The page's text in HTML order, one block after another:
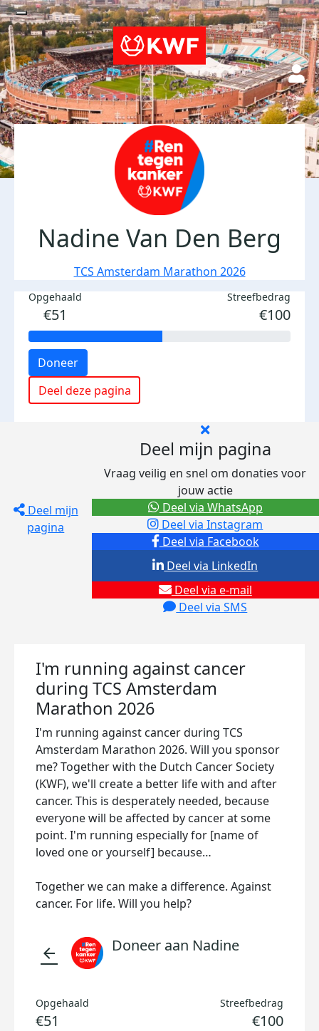
Nadine Van Den Berg
TCS Amsterdam Marathon 2026
Opgehaald
€51
Streefbedrag
€100
Doneer
Deel deze pagina
Deel mijn
pagina
Deel mijn pagina
Vraag veilig en snel om donaties voor
jouw actie
Deel via Facebook
Deel via Instagram
Deel via e-mail
Deel via SMS
Deel via LinkedIn
Deel via WhatsApp
I'm running against cancer
during TCS Amsterdam
Marathon 2026
I'm running against cancer during TCS
Amsterdam Marathon 2026. Will you sponsor
me? Together with the Dutch Cancer Society
(KWF), we'll create a better life with and after
cancer. This is desperately needed, because
everyone will be affected by cancer at some
point. I'm running especially for [name of
loved one or yourself] because…
Together we can make a difference. Against
cancer. For life. Will you help?
arrow_back Doneer aan Nadine
Opgehaald
€51
Streefbedrag
€100